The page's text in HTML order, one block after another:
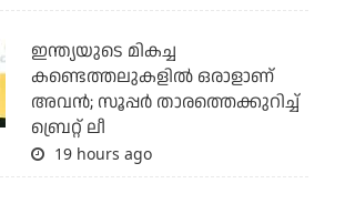
ഇന്ത്യയുടെ മികച്ച
കണ്ടെത്തലുകളില്‍ ഒരാളാണ്
അവന്‍; സൂപ്പര്‍ താരത്തെക്കുറിച്ച്
ബ്രെറ്റ് ലീ
19 hours ago